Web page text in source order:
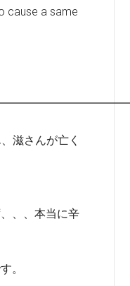
cause a same
滋さんが亡く
、、本当に辛
。